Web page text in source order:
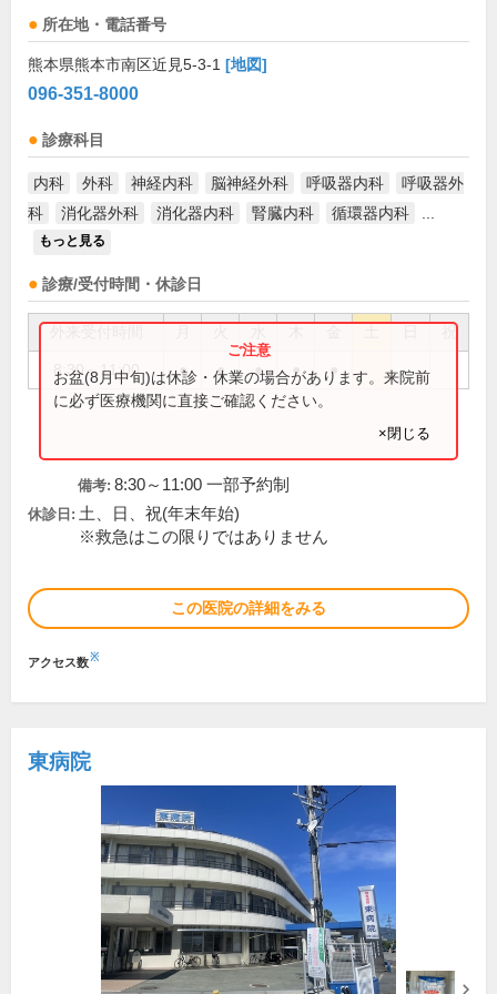
所在地・電話番号
熊本県熊本市南区近見5-3-1 [地図]
096-351-8000
診療科目
内科 外科 神経内科 脳神経外科 呼吸器内科
呼吸器外
科
消化器外科 消化器内科 腎臓内科 循環器内科
もっと見る
診療/受付時間・休診日
祝
8:30～11:00 ● ● ● ● ●
お盆(8月中旬)は休診・休業の場合があります。来院前
に必ず医療機関に直接ご確認ください。
×閉じる
備考: 8:30～11:00 一部予約制
休診日: 土、日、祝(年末年始)
※救急はこの限りではありません
この医院の詳細をみる
アクセス数※
東病院